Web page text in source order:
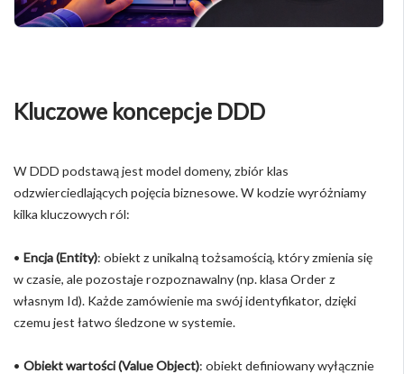
Kluczowe koncepcje DDD
W DDD podstawą jest model domeny, zbiór klas
odzwierciedlających pojęcia biznesowe. W kodzie wyróżniamy
kilka kluczowych ról:
• Encja (Entity): obiekt z unikalną tożsamością, który zmienia się
w czasie, ale pozostaje rozpoznawalny (np. klasa Order z
własnym Id). Każde zamówienie ma swój identyfikator, dzięki
czemu jest łatwo śledzone w systemie.
• Obiekt wartości (Value Object): obiekt definiowany wyłącznie